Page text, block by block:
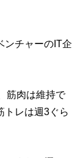
ンチャーのIT企
筋肉は維持で
トレは週3ぐら